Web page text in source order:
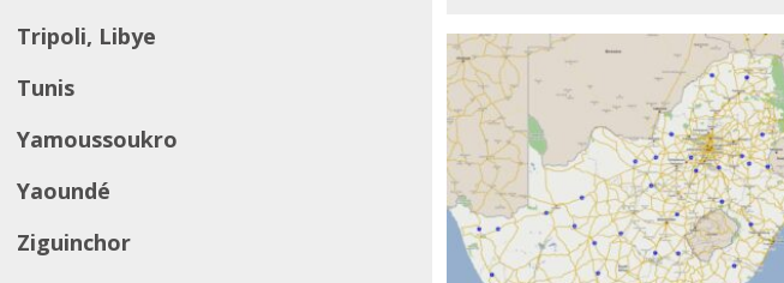
Tripoli, Libye
Tunis
Yamoussoukro
Yaoundé
Ziguinchor